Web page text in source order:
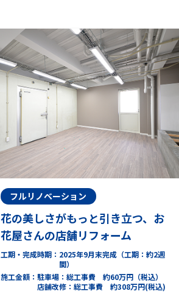
フルリノベーション
花の美しさがもっと引き立つ、お
花屋さんの店舗リフォーム
工期・完成時期
2025年9月末完成（工期：約2週
間）
施工金額
駐車場：総工事費 約60万円（税込）
店舗改修：総工事費 約308万円(税込)